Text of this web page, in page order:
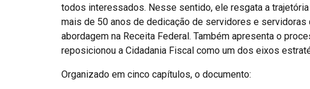
todos interessados. Nesse sentido, ele resgata a
mais de 50 anos de dedicação de servidores e servidoras
abordagem na Receita Federal. Também apresenta o
reposicionou a Cidadania Fiscal como um dos eixos
Organizado em cinco capítulos, o documento: